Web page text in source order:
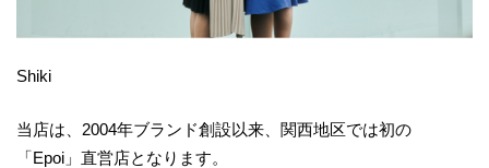
Shiki
当店は、2004年ブランド創設以来、関西地区では初の
「Epoi」直営店となります。